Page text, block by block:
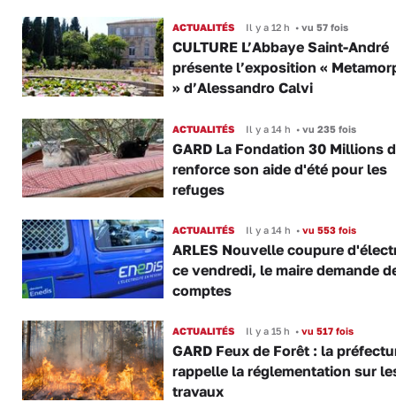
ACTUALITÉS Il y a 12 h •vu 57 fois
CULTURE L’Abbaye Saint-André
présente l’exposition «
» d’Alessandro Calvi
ACTUALITÉS Il y a 14 h •vu 235 fois
GARD La Fondation 30 Millions
renforce son aide d'été pour les
refuges
ACTUALITÉS Il y a 14 h •vu 553 fois
ARLES Nouvelle coupure
ce vendredi, le maire demande
comptes
ACTUALITÉS Il y a 15 h •vu 517 fois
GARD Feux de Forêt : la
rappelle la réglementation sur
travaux